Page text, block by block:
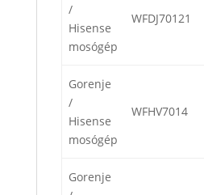
/
Hisense
mosógép
WFDJ70121
Gorenje
/
Hisense
mosógép
WFHV7014
Gorenje